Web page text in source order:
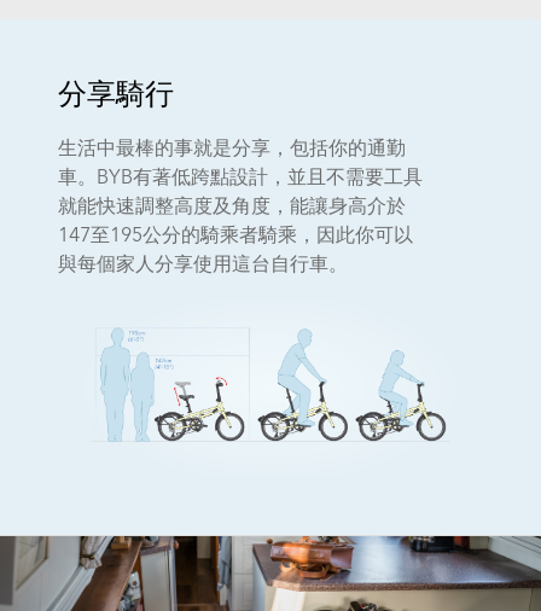
分享騎行
生活中最棒的事就是分享，包括你的通勤
車。BYB有著低跨點設計，並且不需要工具
就能快速調整高度及角度，能讓身高介於
147至195公分的騎乘者騎乘，因此你可以
與每個家人分享使用這台自行車。